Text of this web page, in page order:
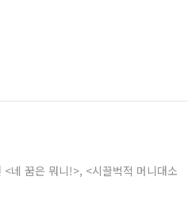
네 꿈은 뭐니!>, <시끌벅적 머니대소